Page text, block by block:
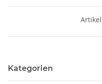
Kategorien